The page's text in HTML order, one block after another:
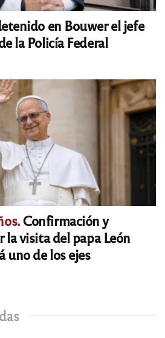
en Bouwer el jefe
la Policía Federal
Confirmación y
la visita del papa León
uno de los ejes